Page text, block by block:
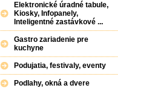
Elektronické úradné tabule,
Kiosky, Infopanely,
Inteligentné zastávkové ...
Gastro zariadenie pre
kuchyne
Podujatia, festivaly, eventy
Podlahy, okná a dvere